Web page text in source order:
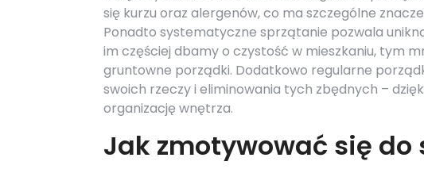
się kurzu oraz alergenów, co ma szczególne
Ponadto systematyczne sprzątanie pozwala
im częściej dbamy o czystość w mieszkaniu, tym
gruntowne porządki. Dodatkowo regularne
swoich rzeczy i eliminowania tych zbędnych –
organizację wnętrza.
Jak zmotywować się